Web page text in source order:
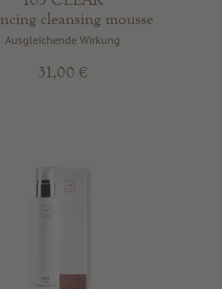
cleansing mousse
Ausgleichende Wirkung
31,00 €